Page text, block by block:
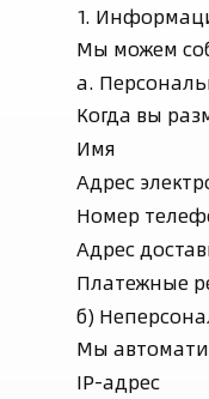
1.
Мы можем
а.
Когда вы
Имя
Адрес
Номер
Адрес
Платежные
б)
Мы
IP-адрес